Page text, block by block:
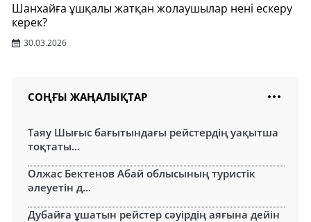
Шанхайға ұшқалы жатқан жолаушылар нені ескеру
керек?
30.03.2026
СОҢҒЫ ЖАҢАЛЫҚТАР
Таяу Шығыс бағытындағы рейстердің уақытша
тоқтаты...
Олжас Бектенов Абай облысының туристік
әлеуетін д...
Дубайға ұшатын рейстер сәуірдің аяғына дейін